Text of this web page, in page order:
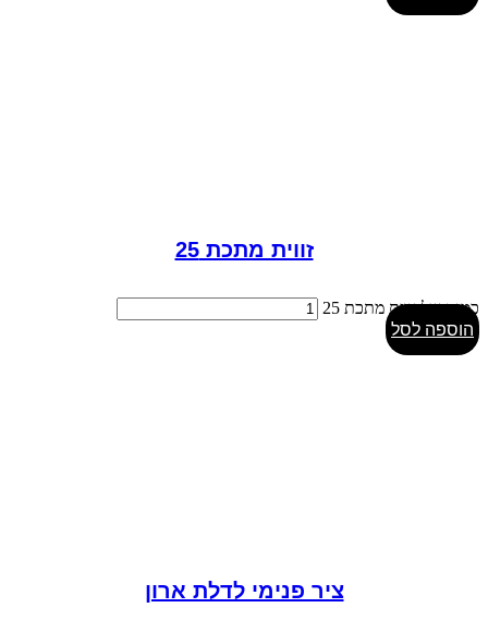
זווית מתכת 25
כמות של זווית מתכת 25
הוספה לסל
ציר פנימי לדלת ארון